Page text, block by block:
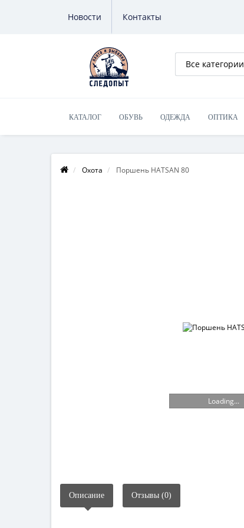
Новости Контакты
Все категории
КАТАЛОГ ОБУВЬ ОДЕЖДА ОПТИКА
Охота Поршень HATSAN 80
Loading...
Описание Отзывы (0)